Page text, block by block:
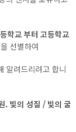
학교 부터 고등학교
을 선별하여
알려드리려고 합니
. 빛의 성질 / 빛의 굴